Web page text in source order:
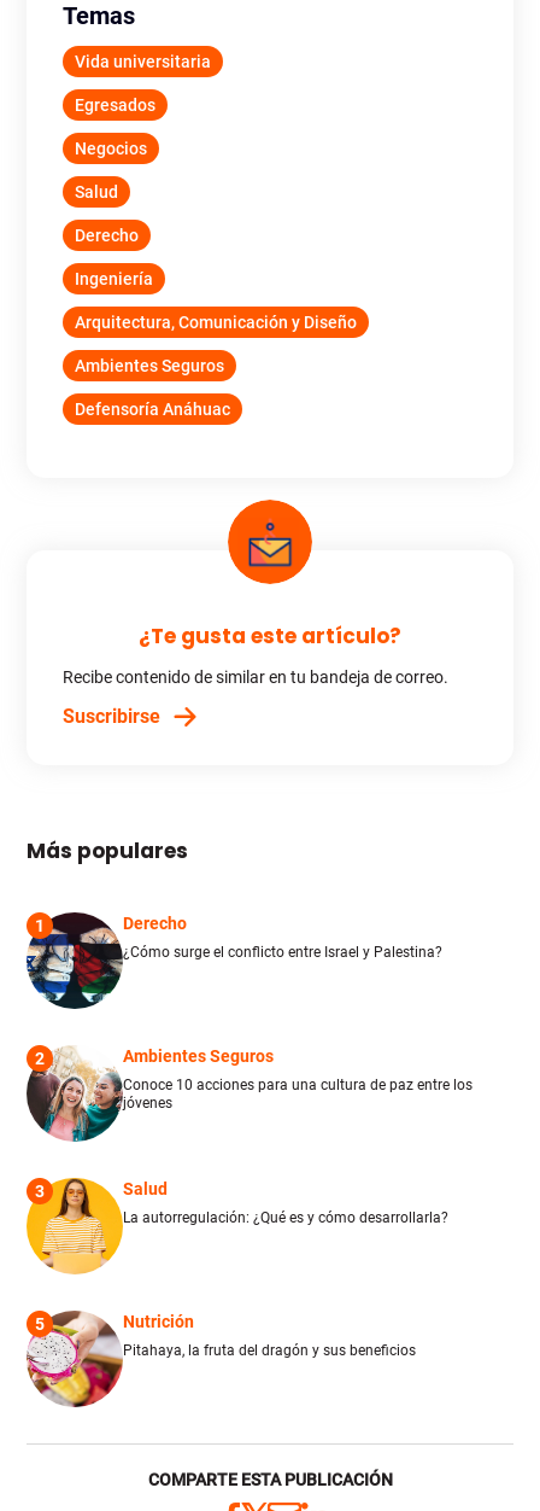
Temas
Vida universitaria
Egresados
Negocios
Salud
Derecho
Ingeniería
Arquitectura, Comunicación y Diseño
Ambientes Seguros
Defensoría Anáhuac
¿Te gusta este artículo?
Recibe contenido de similar en tu bandeja de correo.
Suscribirse
Más populares
1 Derecho
¿Cómo surge el conflicto entre Israel y Palestina?
2 Ambientes Seguros
Conoce 10 acciones para una cultura de paz entre los
jóvenes
3 Salud
La autorregulación: ¿Qué es y cómo desarrollarla?
5 Nutrición
Pitahaya, la fruta del dragón y sus beneficios
COMPARTE ESTA PUBLICACIÓN